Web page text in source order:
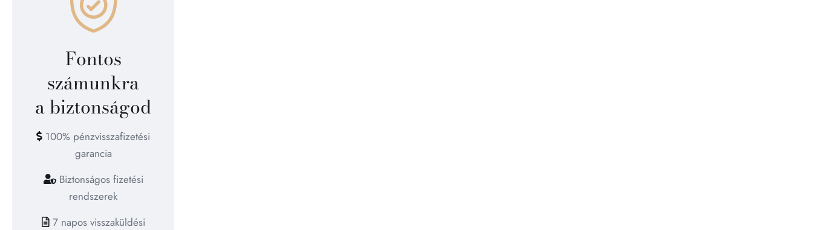
Fontos
számunkra
a biztonságod
100% pénzvisszafizetési
garancia
Biztonságos fizetési
rendszerek
7 napos visszaküldési